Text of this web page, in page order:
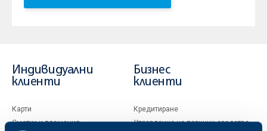
Индивидуални
клиенти
Карти
Сметки и плащания
Бизнес
клиенти
Кредитиране
Управление на парични средства